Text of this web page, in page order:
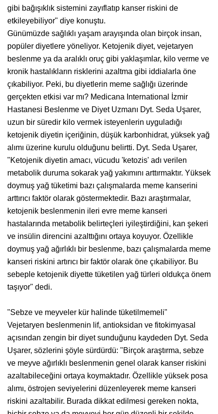
gibi bağışıklık sistemini zayıflatıp kanser riskini de
etkileyebiliyor" diye konuştu.
Günümüzde sağlıklı yaşam arayışında olan birçok insan,
popüler diyetlere yöneliyor. Ketojenik diyet, vejetaryen
beslenme ya da aralıklı oruç gibi yaklaşımlar, kilo verme ve
kronik hastalıkların risklerini azaltma gibi iddialarla öne
çıkabiliyor. Peki, bu diyetlerin meme sağlığı üzerinde
gerçekten etkisi var mı? Medicana International İzmir
Hastanesi Beslenme ve Diyet Uzmanı Dyt. Seda Uşarer,
uzun bir süredir kilo vermek isteyenlerin uyguladığı
ketojenik diyetin içeriğinin, düşük karbonhidrat, yüksek yağ
alımı üzerine kurulu olduğunu belirtti. Dyt. Seda Uşarer,
"Ketojenik diyetin amacı, vücudu 'ketozis' adı verilen
metabolik duruma sokarak yağ yakımını arttırmaktır. Yüksek
doymuş yağ tüketimi bazı çalışmalarda meme kanserini
arttırıcı faktör olarak göstermektedir. Bazı araştırmalar,
ketojenik beslenmenin ileri evre meme kanseri
hastalarında metabolik belirteçleri iyileştirdiğini, kan şekeri
ve insülin direncini azalttığını ortaya koyuyor. Özellikle
doymuş yağ ağırlıklı bir beslenme, bazı çalışmalarda meme
kanseri riskini artırıcı bir faktör olarak öne çıkabiliyor. Bu
sebeple ketojenik diyette tüketilen yağ türleri oldukça önem
taşıyor" dedi.
"Sebze ve meyveler kür halinde tüketilmemeli"
Vejetaryen beslenmenin lif, antioksidan ve fitokimyasal
açısından zengin bir diyet sunduğunu kaydeden Dyt. Seda
Uşarer, sözlerini şöyle sürdürdü: "Birçok araştırma, sebze
ve meyve ağırlıklı beslenmenin genel olarak kanser riskini
azaltabileceğini ortaya koymaktadır. Özellikle yüksek posa
alımı, östrojen seviyelerini düzenleyerek meme kanseri
riskini azaltabilir. Burada dikkat edilmesi gereken nokta,